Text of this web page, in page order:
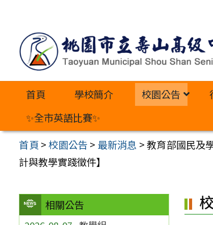
內
首頁 學校簡介 校園公告
✨全市英語比賽✨
首頁 >校園公告 > 最新消息 >教育部國民及
計與教學實踐徵件】
相關公告